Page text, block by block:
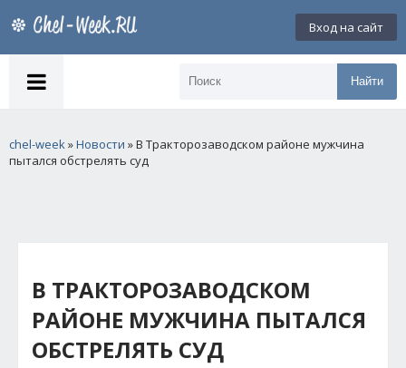
Вход на сайт
Найти
chel-week»Новости » В Тракторозаводском районе мужчина
пытался обстрелять суд
В ТРАКТОРОЗАВОДСКОМ
РАЙОНЕ МУЖЧИНА ПЫТАЛСЯ
ОБСТРЕЛЯТЬ СУД